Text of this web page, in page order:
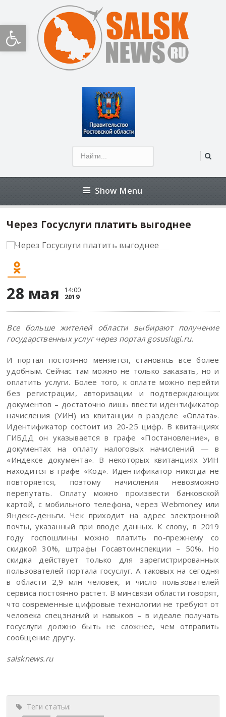
Открыть панель инструментов
Show Menu
Через Госуслуги платить выгоднее
28 мая 14:00
2019
Все больше жителей области выбирают получение
государственных услуг через портал gosuslugi.ru.
И портал постоянно меняется, становясь все более
удобным. Сейчас там можно не только заказать, но и
оплатить услуги. Более того, к оплате можно перейти
без регистрации, авторизации и подтверждающих
документов – достаточно лишь ввести идентификатор
начисления (УИН) из квитанции в разделе «Оплата».
Идентификатор состоит из 20-25 цифр. В квитанциях
ГИБДД он указывается в графе «Постановление», в
документах на оплату налоговых начислений — в
«Индексе документа». В некоторых квитанциях УИН
находится в графе «Код». Идентификатор никогда не
повторяется, поэтому начисления невозможно
перепутать. Оплату можно произвести банковской
картой, с мобильного телефона, через Webmoney или
Яндекс-деньги. Чек приходит на адрес электронной
почты, указанный при вводе данных. К слову, в 2019
году госпошлины можно платить по-прежнему со
скидкой 30%, штрафы Госавтоинспекции – 50%. Но
скидка действует только для зарегистрированных
пользователей портала госуслуг. А таковых на сегодня
в области 2,9 млн человек, и число пользователей
сервиса постоянно растет. В минсвязи области говорят,
что современные цифровые технологии не требуют от
человека спецзнаний и навыков – в идеале получать
госуслуги должно быть не сложнее, чем отправить
сообщение другу.
salsknews.ru
Теги статьи: